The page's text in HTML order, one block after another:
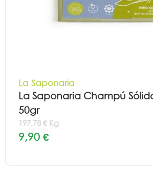
La Saponaria
La Saponaria Champú
50gr
197,78 € Kg
9,90 €